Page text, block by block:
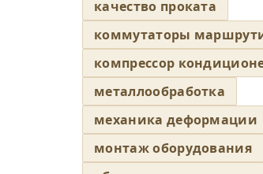
качество проката
коммутаторы
компрессор
металлообработка
механика деформации
монтаж оборудования